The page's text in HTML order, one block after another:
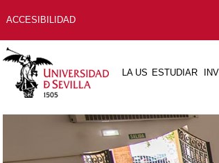
ACCESIBILIDAD
LA US ESTUDIAR